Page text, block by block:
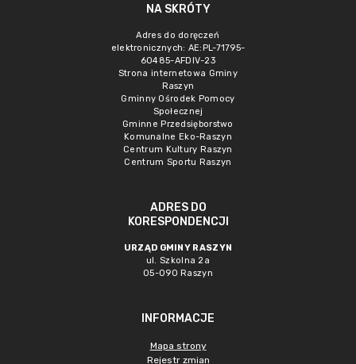
NA SKRÓTY
Adres do doręczeń
elektronicznych: AE:PL-71795-
60485-AFDIV-23
Strona internetowa Gminy
Raszyn
Gminny Ośrodek Pomocy
Społecznej
Gminne Przedsięborstwo
Komunalne Eko-Raszyn
Centrum Kultury Raszyn
Centrum Sportu Raszyn
ADRES DO
KORESPONDENCJI
URZĄD GMINY RASZYN
ul. Szkolna 2a
05-090 Raszyn
INFORMACJE
Mapa strony
Rejestr zmian